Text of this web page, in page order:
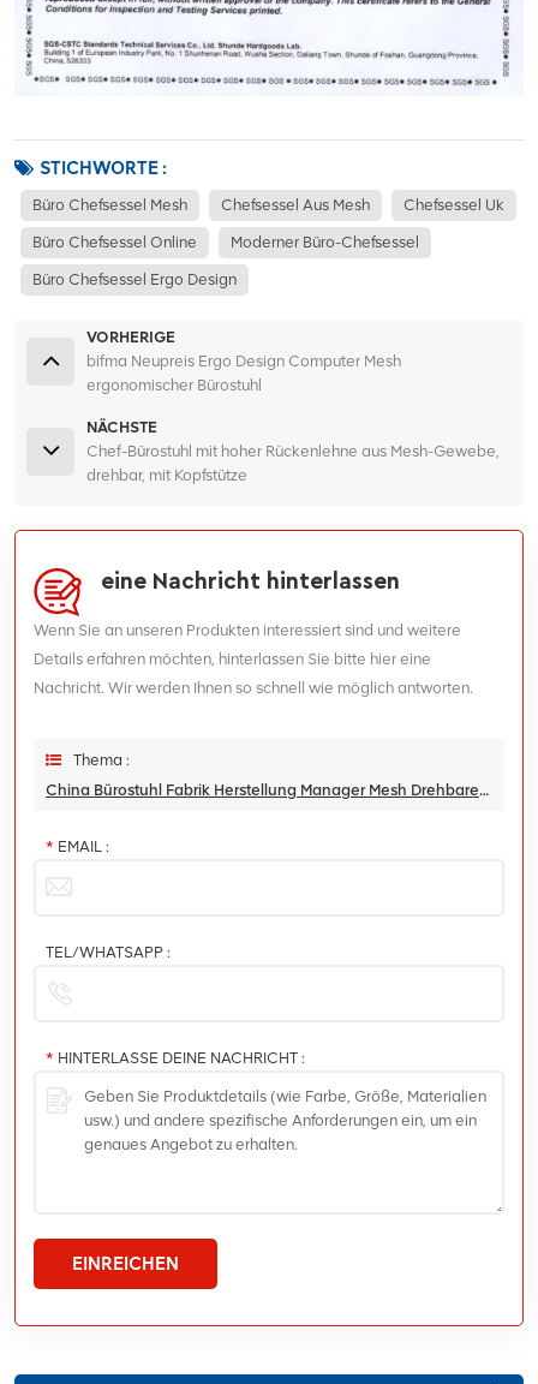
STICHWORTE :
Büro Chefsessel Mesh Chefsessel Aus Mesh Chefsessel Uk
Büro Chefsessel Online Moderner Büro-Chefsessel
Büro Chefsessel Ergo Design
VORHERIGE
bifma Neupreis Ergo Design Computer Mesh
ergonomischer Bürostuhl
NÄCHSTE
Chef-Bürostuhl mit hoher Rückenlehne aus Mesh-Gewebe,
drehbar, mit Kopfstütze
eine Nachricht hinterlassen
Wenn Sie an unseren Produkten interessiert sind und weitere
Details erfahren möchten, hinterlassen Sie bitte hier eine
Nachricht. Wir werden Ihnen so schnell wie möglich antworten.
Thema :
China Bürostuhl Fabrik Herstellung Manager Mesh Drehbarer Chefbürostuhl
* EMAIL :
TEL/WHATSAPP :
* HINTERLASSE DEINE NACHRICHT :
EINREICHEN